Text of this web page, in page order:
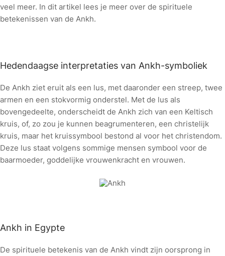
veel meer. In dit artikel lees je meer over de spirituele
betekenissen van de Ankh.
Hedendaagse interpretaties van Ankh-symboliek
De Ankh ziet eruit als een lus, met daaronder een streep, twee
armen en een stokvormig onderstel. Met de lus als
bovengedeelte, onderscheidt de Ankh zich van een Keltisch
kruis, of, zo zou je kunnen beagrumenteren, een christelijk
kruis, maar het kruissymbool bestond al voor het christendom.
Deze lus staat volgens sommige mensen symbool voor de
baarmoeder, goddelijke vrouwenkracht en vrouwen.
Ankh in Egypte
De spirituele betekenis van de Ankh vindt zijn oorsprong in